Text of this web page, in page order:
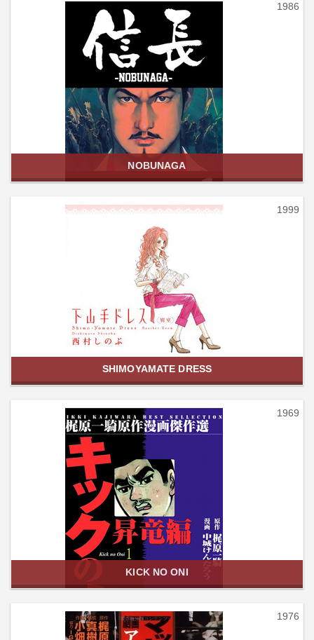
1986
NOBUNAGA
1999
SHIMOYAMATE DRESS
1969
KICK NO ONI
1976